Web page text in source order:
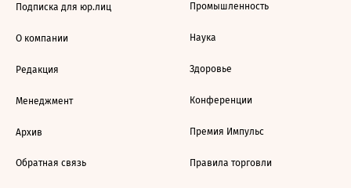
Подписка для юр.лиц
О компании
Редакция
Менеджмент
Архив
Обратная связь
Промышленность
Наука
Здоровье
Конференции
Премия Импульс
Правила торговли